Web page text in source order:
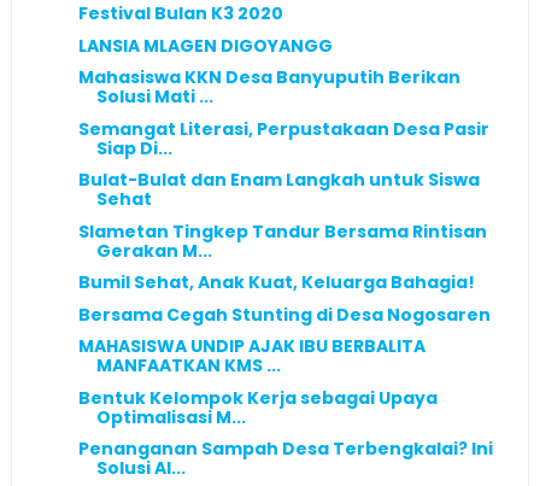
Festival Bulan K3 2020
LANSIA MLAGEN DIGOYANGG
Mahasiswa KKN Desa Banyuputih Berikan
Solusi Mati ...
Semangat Literasi, Perpustakaan Desa Pasir
Siap Di...
Bulat-Bulat dan Enam Langkah untuk Siswa
Sehat
Slametan Tingkep Tandur Bersama Rintisan
Gerakan M...
Bumil Sehat, Anak Kuat, Keluarga Bahagia!
Bersama Cegah Stunting di Desa Nogosaren
MAHASISWA UNDIP AJAK IBU BERBALITA
MANFAATKAN KMS ...
Bentuk Kelompok Kerja sebagai Upaya
Optimalisasi M...
Penanganan Sampah Desa Terbengkalai? Ini
Solusi Al...